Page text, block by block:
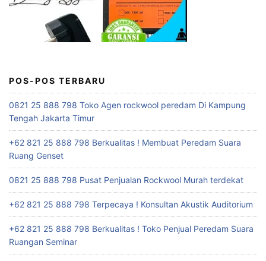
POS-POS TERBARU
0821 25 888 798 Toko Agen rockwool peredam Di Kampung
Tengah Jakarta Timur
+62 821 25 888 798 Berkualitas ! Membuat Peredam Suara
Ruang Genset
0821 25 888 798 Pusat Penjualan Rockwool Murah terdekat
+62 821 25 888 798 Terpecaya ! Konsultan Akustik Auditorium
+62 821 25 888 798 Berkualitas ! Toko Penjual Peredam Suara
Ruangan Seminar